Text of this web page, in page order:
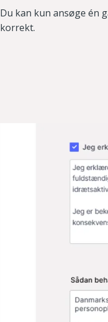
Du kan kun ansøge én
korrekt.